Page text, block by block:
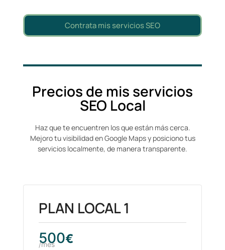
Contrata mis servicios SEO
Precios de mis servicios
SEO Local
Haz que te encuentren los que están más cerca.
Mejoro tu visibilidad en Google Maps y posiciono tus
servicios localmente, de manera transparente.
PLAN LOCAL 1
500€
/mes